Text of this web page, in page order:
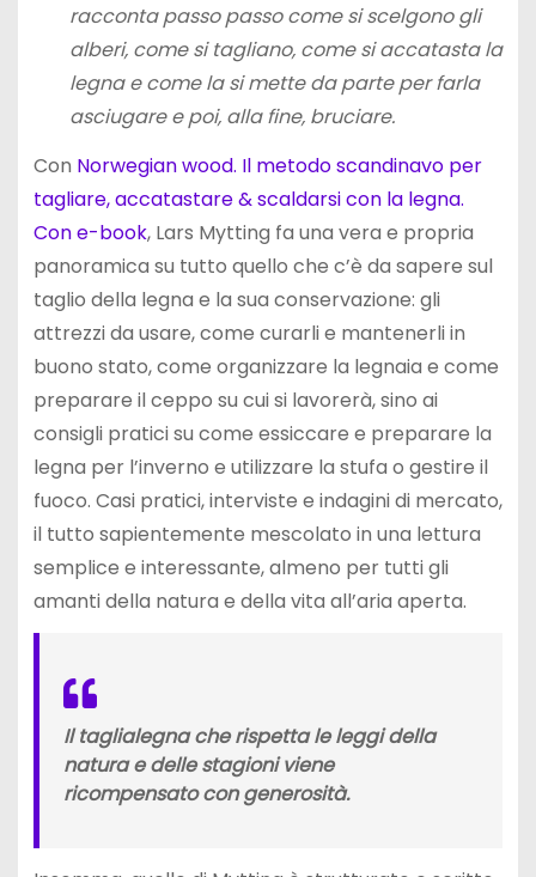
racconta passo passo come si scelgono gli
alberi, come si tagliano, come si accatasta la
legna e come la si mette da parte per farla
asciugare e poi, alla fine, bruciare.
Con Norwegian wood. Il metodo scandinavo per
tagliare, accatastare & scaldarsi con la legna.
Con e-book, Lars Mytting fa una vera e propria
panoramica su tutto quello che c’è da sapere sul
taglio della legna e la sua conservazione: gli
attrezzi da usare, come curarli e mantenerli in
buono stato, come organizzare la legnaia e come
preparare il ceppo su cui si lavorerà, sino ai
consigli pratici su come essiccare e preparare la
legna per l’inverno e utilizzare la stufa o gestire il
fuoco. Casi pratici, interviste e indagini di mercato,
il tutto sapientemente mescolato in una lettura
semplice e interessante, almeno per tutti gli
amanti della natura e della vita all’aria aperta.
Il taglialegna che rispetta le leggi della
natura e delle stagioni viene
ricompensato con generosità.